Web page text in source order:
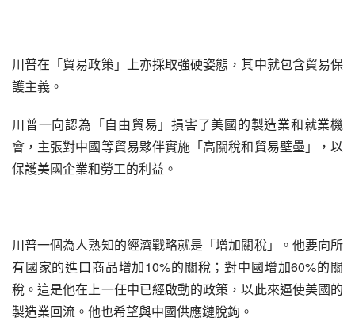
川普在「貿易政策」上亦採取強硬姿態，其中就包含貿易保
護主義。
川普一向認為「自由貿易」損害了美國的製造業和就業機
會，主張對中國等貿易夥伴實施「高關稅和貿易壁壘」，以
保護美國企業和勞工的利益。
川普一個為人熟知的經濟戰略就是「增加關稅」。他要向所
有國家的進口商品增加10%的關稅；對中國增加60%的關
稅。這是他在上一任中已經啟動的政策，以此來逼使美國的
製造業回流。他也希望與中國供應鏈脫鉤。